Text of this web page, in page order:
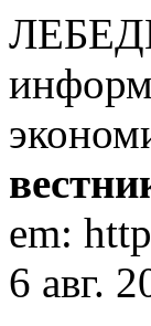
em:
6 авг.